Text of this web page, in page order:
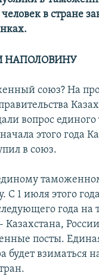
в стране
НАПОЛОВИНУ
союз? На
вопрос
этого года
в союз.
С 1 июля этого
года на
Казахстана,
посты.
будет взиматься